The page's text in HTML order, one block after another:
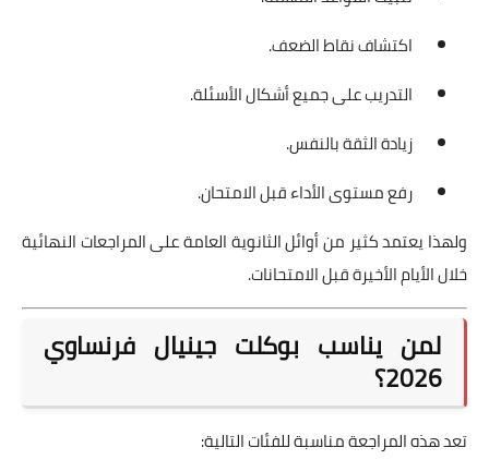
اكتشاف نقاط الضعف.
التدريب على جميع أشكال الأسئلة.
زيادة الثقة بالنفس.
رفع مستوى الأداء قبل الامتحان.
ولهذا يعتمد كثير من أوائل الثانوية العامة على المراجعات النهائية
خلال الأيام الأخيرة قبل الامتحانات.
لمن يناسب بوكلت جينيال فرنساوي
2026؟
تعد هذه المراجعة مناسبة للفئات التالية: